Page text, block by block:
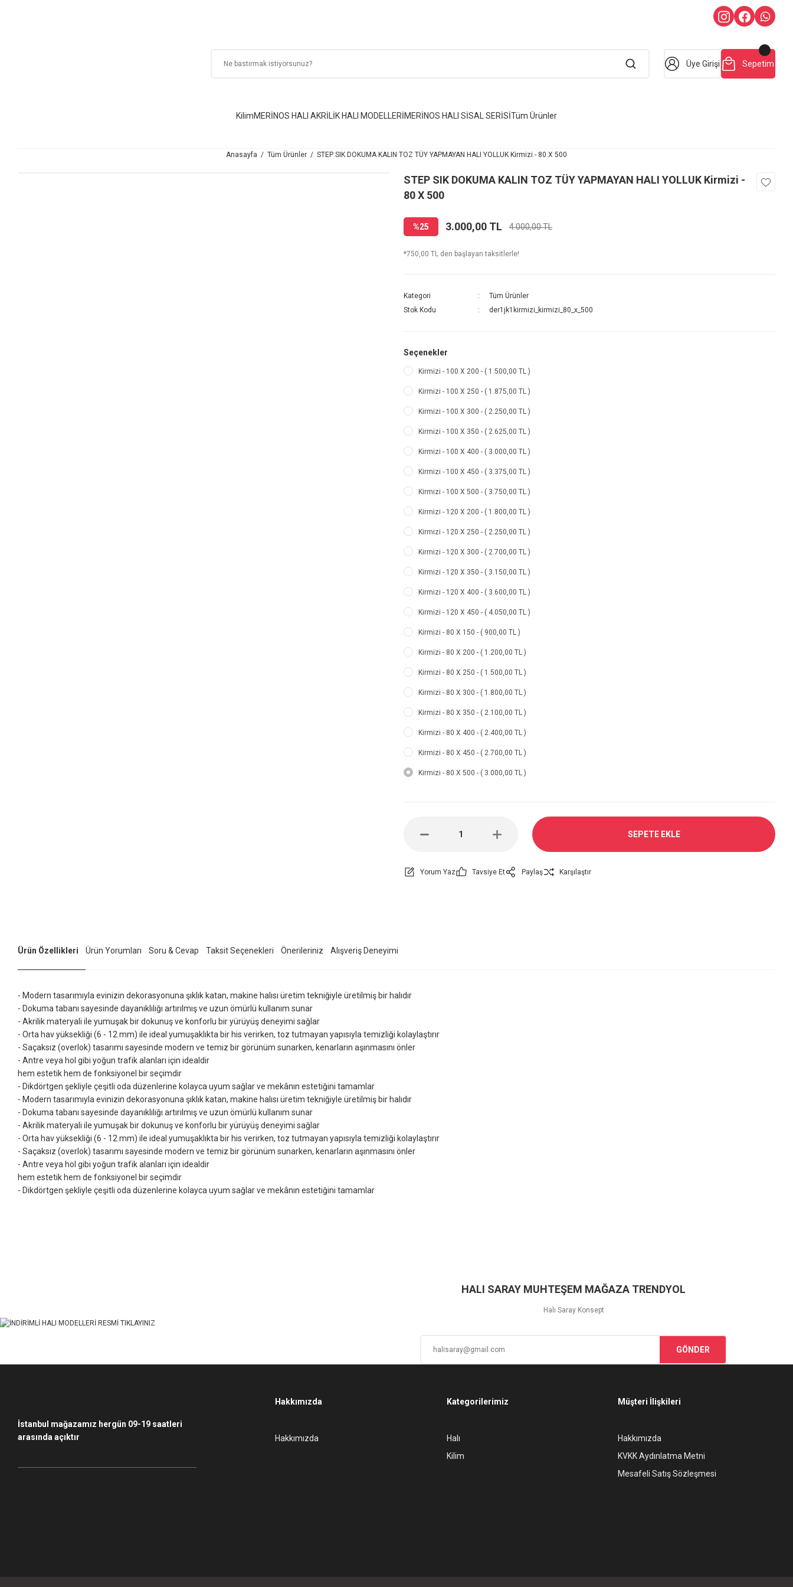
Üye Girişi Sepetim
KilimMERİNOS HALI AKRİLİK HALI MODELLERİMERİNOS HALI SİSAL SERİSİTüm Ürünler
Anasayfa Tüm Ürünler STEP SIK DOKUMA KALIN TOZ TÜY YAPMAYAN HALI YOLLUK Kirmizi - 80 X 500
STEP SIK DOKUMA KALIN TOZ TÜY YAPMAYAN HALI YOLLUK Kirmizi -
80 X 500
%25 3.000,00 TL 4.000,00 TL
*750,00 TL den başlayan taksitlerle!
Kategori
Tüm Ürünler
Stok Kodu
der1jk1kirmizi_kirmizi_80_x_500
Seçenekler
Kirmizi - 100 X 200 - ( 1.500,00 TL )
Kirmizi - 100 X 250 - ( 1.875,00 TL )
Kirmizi - 100 X 300 - ( 2.250,00 TL )
Kirmizi - 100 X 350 - ( 2.625,00 TL )
Kirmizi - 100 X 400 - ( 3.000,00 TL )
Kirmizi - 100 X 450 - ( 3.375,00 TL )
Kirmizi - 100 X 500 - ( 3.750,00 TL )
Kirmizi - 120 X 200 - ( 1.800,00 TL )
Kirmizi - 120 X 250 - ( 2.250,00 TL )
Kirmizi - 120 X 300 - ( 2.700,00 TL )
Kirmizi - 120 X 350 - ( 3.150,00 TL )
Kirmizi - 120 X 400 - ( 3.600,00 TL )
Kirmizi - 120 X 450 - ( 4.050,00 TL )
Kirmizi - 80 X 150 - ( 900,00 TL )
Kirmizi - 80 X 200 - ( 1.200,00 TL )
Kirmizi - 80 X 250 - ( 1.500,00 TL )
Kirmizi - 80 X 300 - ( 1.800,00 TL )
Kirmizi - 80 X 350 - ( 2.100,00 TL )
Kirmizi - 80 X 400 - ( 2.400,00 TL )
Kirmizi - 80 X 450 - ( 2.700,00 TL )
Kirmizi - 80 X 500 - ( 3.000,00 TL )
SEPETE EKLE
Yorum Yaz Tavsiye Et Paylaş Karşılaştır
Ürün Özellikleri Ürün Yorumları Soru & Cevap Taksit Seçenekleri Önerileriniz Alışveriş Deneyimi
- Modern tasarımıyla evinizin dekorasyonuna şıklık katan, makine halısı üretim tekniğiyle üretilmiş bir halıdır
- Dokuma tabanı sayesinde dayanıklılığı artırılmış ve uzun ömürlü kullanım sunar
- Akrilik materyali ile yumuşak bir dokunuş ve konforlu bir yürüyüş deneyimi sağlar
- Orta hav yüksekliği (6 - 12 mm) ile ideal yumuşaklıkta bir his verirken, toz tutmayan yapısıyla temizliği kolaylaştırır
- Saçaksız (overlok) tasarımı sayesinde modern ve temiz bir görünüm sunarken, kenarların aşınmasını önler
- Antre veya hol gibi yoğun trafik alanları için idealdir
hem estetik hem de fonksiyonel bir seçimdir
- Dikdörtgen şekliyle çeşitli oda düzenlerine kolayca uyum sağlar ve mekânın estetiğini tamamlar
- Modern tasarımıyla evinizin dekorasyonuna şıklık katan, makine halısı üretim tekniğiyle üretilmiş bir halıdır
- Dokuma tabanı sayesinde dayanıklılığı artırılmış ve uzun ömürlü kullanım sunar
- Akrilik materyali ile yumuşak bir dokunuş ve konforlu bir yürüyüş deneyimi sağlar
- Orta hav yüksekliği (6 - 12 mm) ile ideal yumuşaklıkta bir his verirken, toz tutmayan yapısıyla temizliği kolaylaştırır
- Saçaksız (overlok) tasarımı sayesinde modern ve temiz bir görünüm sunarken, kenarların aşınmasını önler
- Antre veya hol gibi yoğun trafik alanları için idealdir
hem estetik hem de fonksiyonel bir seçimdir
- Dikdörtgen şekliyle çeşitli oda düzenlerine kolayca uyum sağlar ve mekânın estetiğini tamamlar
Ürün fiyatı diğer sitelerden daha pahalı.
HALI SARAY MUHTEŞEM MAĞAZA TRENDYOL
Halı Saray Konsept
GÖNDER
İstanbul mağazamız hergün 09-19 saatleri
arasında açıktır
Hakkımızda
Hakkımızda
Kategorilerimiz
Halı
Kilim
Müşteri İlişkileri
Hakkımızda
KVKK Aydınlatma Metni
Mesafeli Satış Sözleşmesi